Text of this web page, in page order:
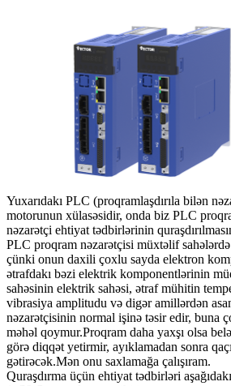
Yuxarıdakı PLC (proqramlaşdırıla bilən
motorunun xülasəsidir, onda biz PLC
nəzarətçi ehtiyat tədbirlərinin
PLC proqram nəzarətçisi müxtəlif
çünki onun daxili çoxlu sayda elektron
ətrafdakı bəzi elektrik komponentlərinin
sahəsinin elektrik sahəsi, ətraf mühitin
vibrasiya amplitudu və digər amillərdən
nəzarətçisinin normal işinə təsir edir, buna
məhəl qoymur.Proqram daha yaxşı olsa
görə diqqət yetirmir, ayıklamadan sonra
gətirəcək.Mən onu saxlamağa çalışıram.
Quraşdırma üçün ehtiyat tədbirləri